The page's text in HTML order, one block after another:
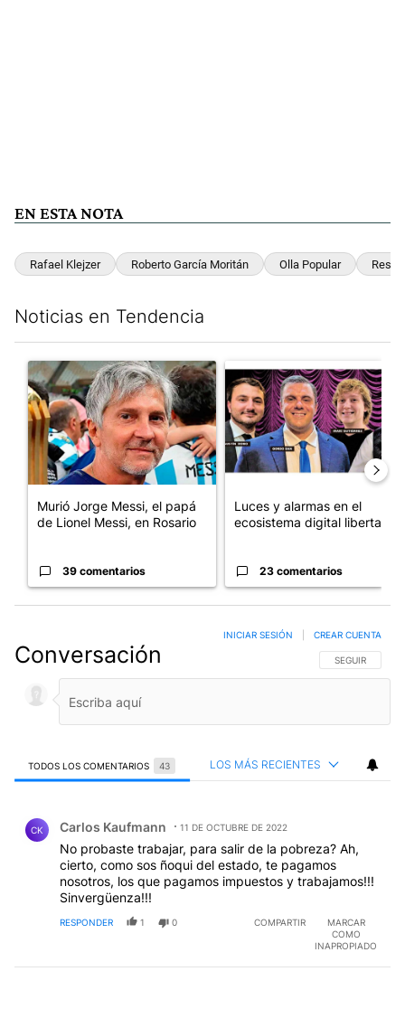
EN ESTA NOTA
Rafael Klejzer Roberto García Moritán Olla Popular
Noticias en Tendencia
Un artículo de tendencia con el título "Murió Jorge Messi, el
Murió Jorge Messi, el papá
de Lionel Messi, en Rosario
39 comentarios
Un artículo de tendencia con
Luces y alarmas en el
ecosistema digital libertario
23 comentarios
Conversación SIGA ESTA
SEGUIR
INICIAR SESIÓN CREAR CUENTA
TODOS LOS COMENTARIOS 43 LOS MÁS RECIENTES
CK Carlos Kaufmann 11 DE OCTUBRE DE 2022
No probaste trabajar, para salir de la pobreza? Ah,
cierto, como sos ñoqui del estado, te pagamos
nosotros, los que pagamos impuestos y trabajamos!!!
Sinvergüenza!!!
RESPONDER 1 0 COMPARTIR
MARCAR
COMO
INAPROPIADO